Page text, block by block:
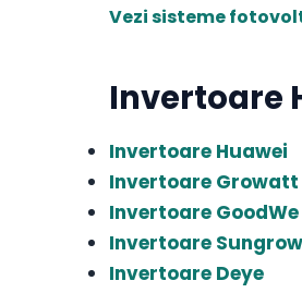
Vezi sisteme
Invertoare
Invertoare Huawei
Invertoare Growatt
Invertoare GoodWe
Invertoare Sungrow
Invertoare Deye